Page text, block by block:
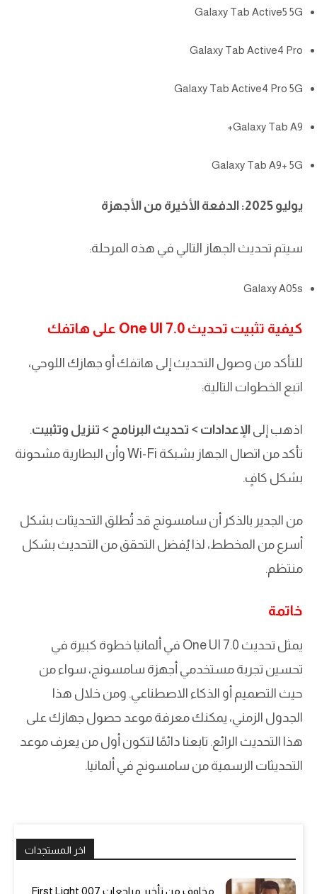
Galaxy Tab Active5 5G
Galaxy Tab Active4 Pro
Galaxy Tab Active4 Pro 5G
Galaxy Tab A9+
Galaxy Tab A9+ 5G
يوليو 2025: الدفعة الأخيرة من الأجهزة
سيتم تحديث الجهاز التالي في هذه المرحلة:
Galaxy A05s
كيفية تثبيت تحديث One UI 7.0 على هاتفك
للتأكد من وصول التحديث إلى هاتفك أو جهازك اللوحي،
اتبع الخطوات التالية:
اذهب إلى الإعدادات > تحديث البرنامج > تنزيل وتثبيت.
تأكد من اتصال الجهاز بشبكة Wi-Fi وأن البطارية مشحونة
بشكل كافٍ.
من الجدير بالذكر أن سامسونج قد تُطلق التحديثات بشكل
أسرع من المخطط، لذا يُفضل التحقق من التحديث بشكل
منتظم.
خاتمة
يمثل تحديث One UI 7.0 في ألمانيا خطوة كبيرة في
تحسين تجربة مستخدمي أجهزة سامسونج، سواء من
حيث التصميم أو الذكاء الاصطناعي. ومن خلال هذا
الجدول الزمني، يمكنك معرفة موعد حصول جهازك على
هذا التحديث الرائع. تابعنا دائمًا لتكون أول من يعرف موعد
التحديثات الرسمية من سامسونج في ألمانيا.
اخر المستجدات
مخاوف من تأخير مراجعات 007 First Light